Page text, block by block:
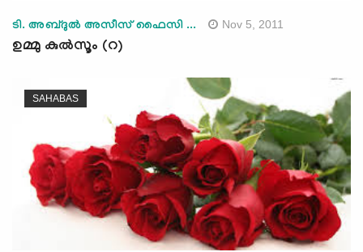
ടി. അബ്ദുല്‍ അസീസ് ഫൈസി ... Nov 5, 2011
ഉമ്മു കുല്‍സൂം (റ)
SAHABAS